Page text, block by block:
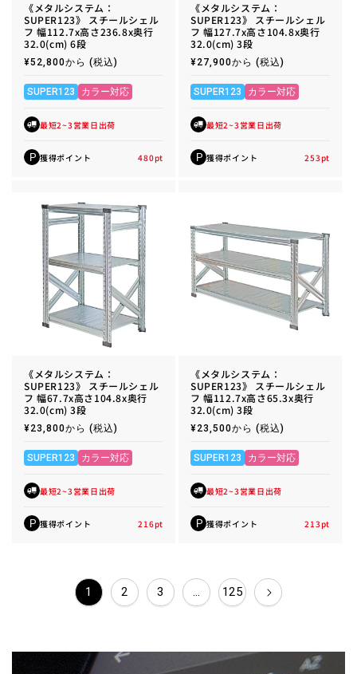
《メタルシステム：
SUPER123》 スチールシェル
フ 幅112.7x高さ236.8x奥行
32.0(cm) 6段
通
価
格
¥52,800から (税込)
SUPER123 カラー対応
最短2~3営業日出荷
P 獲得ポイント 480pt
《メタルシステム：
SUPER123》 スチールシェル
フ 幅127.7x高さ104.8x奥行
32.0(cm) 3段
通
価
格
¥27,900から (税込)
SUPER123 カラー対応
最短2~3営業日出荷
P 獲得ポイント 253pt
《メタルシステム：
SUPER123》 スチールシェル
フ 幅67.7x高さ104.8x奥行
32.0(cm) 3段
通
価
格
¥23,800から (税込)
SUPER123 カラー対応
最短2~3営業日出荷
P 獲得ポイント 216pt
《メタルシステム：
SUPER123》 スチールシェル
フ 幅112.7x高さ65.3x奥行
32.0(cm) 3段
通
価
格
¥23,500から (税込)
SUPER123 カラー対応
最短2~3営業日出荷
P 獲得ポイント 213pt
1 2 3 … 125